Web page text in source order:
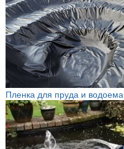
Пленка для пруда и водоема